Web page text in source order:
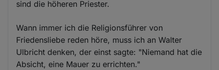
sind die höheren Priester.
Wann immer ich die Religionsführer von
Friedensliebe reden höre, muss ich an Walter
Ulbricht denken, der einst sagte: "Niemand hat die
Absicht, eine Mauer zu errichten."